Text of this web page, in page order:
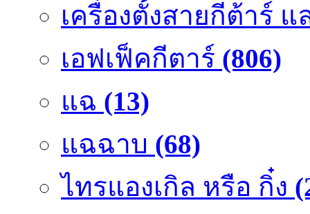
เครื่องตั้งสายกีต้าร์ แ
เอฟเฟ็คกีตาร์ (806)
แฉ (13)
แฉฉาบ (68)
ไทรแองเกิล หรือ กิ๋ง